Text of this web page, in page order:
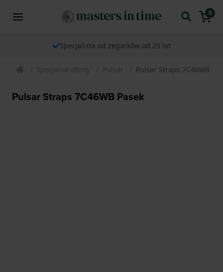
0
Specjalista od zegarków od 25 lat
Specjalne oferty Pulsar Pulsar Straps 7C46WB
Pulsar Straps 7C46WB Pasek